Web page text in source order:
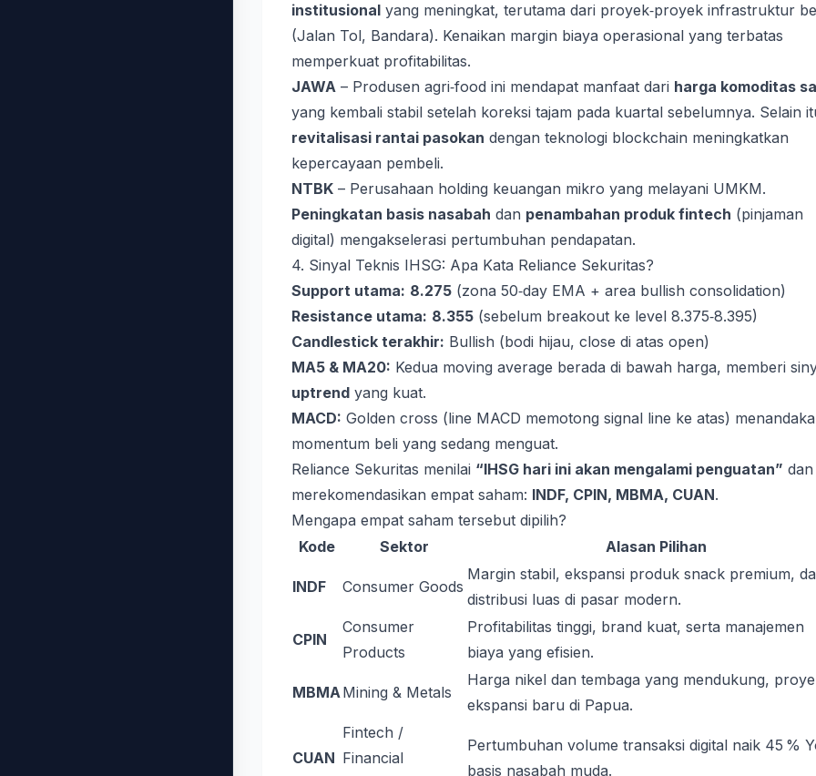
institusional yang meningkat, terutama dari proyek‑proyek infrastruktur
(Jalan Tol, Bandara). Kenaikan margin biaya operasional yang terbatas
memperkuat profitabilitas.
JAWA – Produsen agri‑food ini mendapat manfaat dari harga komoditas
yang kembali stabil setelah koreksi tajam pada kuartal sebelumnya. Selain
revitalisasi rantai pasokan dengan teknologi blockchain meningkatkan
kepercayaan pembeli.
NTBK – Perusahaan holding keuangan mikro yang melayani UMKM.
Peningkatan basis nasabah dan penambahan produk fintech (pinjaman
digital) mengakselerasi pertumbuhan pendapatan.
4. Sinyal Teknis IHSG: Apa Kata Reliance Sekuritas?
Support utama: 8.275 (zona 50‑day EMA + area bullish consolidation)
Resistance utama: 8.355 (sebelum breakout ke level 8.375‑8.395)
Candlestick terakhir: Bullish (bodi hijau, close di atas open)
MA5 & MA20: Kedua moving average berada di bawah harga, memberi
uptrend yang kuat.
MACD: Golden cross (line MACD memotong signal line ke atas)
momentum beli yang sedang menguat.
Reliance Sekuritas menilai “IHSG hari ini akan mengalami penguatan” dan
merekomendasikan empat saham: INDF, CPIN, MBMA, CUAN.
Mengapa empat saham tersebut dipilih?
Kode
Sektor Alasan Pilihan
INDF Consumer Goods
Margin stabil, ekspansi produk snack premium,
distribusi luas di pasar modern.
CPIN
Consumer
Products
Profitabilitas tinggi, brand kuat, serta manajemen
biaya yang efisien.
MBMAMining & Metals
Harga nikel dan tembaga yang mendukung,
ekspansi baru di Papua.
CUAN
Fintech /
Financial
Pertumbuhan volume transaksi digital naik 45 %
basis nasabah muda.